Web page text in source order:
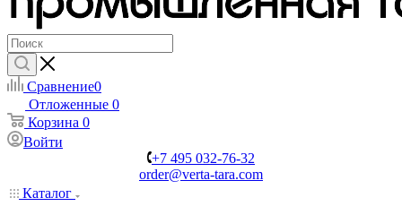
Сравнение0
Отложенные 0
Корзина 0
Войти
+7 495 032-76-32
order@verta-tara.com
Каталог